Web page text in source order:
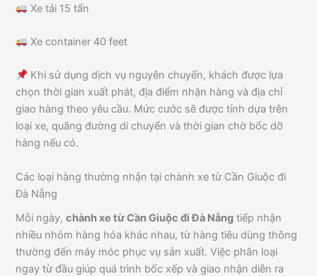
Xe tải 15 tấn
Xe container 40 feet
Khi sử dụng dịch vụ nguyên chuyến, khách được lựa
chọn thời gian xuất phát, địa điểm nhận hàng và địa chỉ
giao hàng theo yêu cầu. Mức cước sẽ được tính dựa trên
loại xe, quãng đường di chuyển và thời gian chờ bốc dỡ
hàng nếu có.
Các loại hàng thường nhận tại chành xe từ Cần Giuộc đi
Đà Nẵng
Mỗi ngày,chành xe từ Cần Giuộc đi Đà Nẵng tiếp nhận
nhiều nhóm hàng hóa khác nhau, từ hàng tiêu dùng thông
thường đến máy móc phục vụ sản xuất. Việc phân loại
ngay từ đầu giúp quá trình bốc xếp và giao nhận diễn ra